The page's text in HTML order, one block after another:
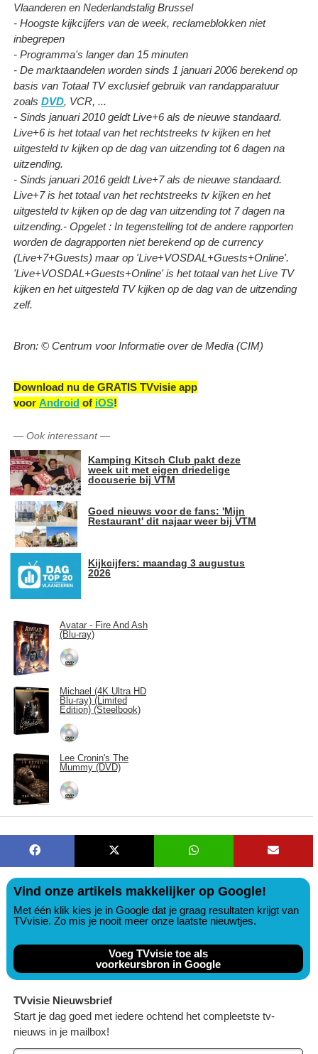
Vlaanderen en Nederlandstalig Brussel
- Hoogste kijkcijfers van de week, reclameblokken niet
inbegrepen
- Programma's langer dan 15 minuten
- De marktaandelen worden sinds 1 januari 2006 berekend op
basis van Totaal TV exclusief gebruik van randapparatuur
zoals DVD, VCR, ...
- Sinds januari 2010 geldt Live+6 als de nieuwe standaard.
Live+6 is het totaal van het rechtstreeks tv kijken en het
uitgesteld tv kijken op de dag van uitzending tot 6 dagen na
uitzending.
- Sinds januari 2016 geldt Live+7 als de nieuwe standaard.
Live+7 is het totaal van het rechtstreeks tv kijken en het
uitgesteld tv kijken op de dag van uitzending tot 7 dagen na
uitzending.- Opgelet : In tegenstelling tot de andere rapporten
worden de dagrapporten niet berekend op de currency
(Live+7+Guests) maar op 'Live+VOSDAL+Guests+Online'.
'Live+VOSDAL+Guests+Online' is het totaal van het Live TV
kijken en het uitgesteld TV kijken op de dag van de uitzending
zelf.
Bron: © Centrum voor Informatie over de Media (CIM)
Download nu de GRATIS TVvisie app
voor Android of iOS!
— Ook interessant—
Kamping Kitsch Club pakt deze
week uit met eigen driedelige
docuserie bij VTM
Goed nieuws voor de fans: 'Mijn
Restaurant' dit najaar weer bij VTM
Kijkcijfers: maandag 3 augustus
2026
Avatar - Fire And Ash
(Blu-ray)
Michael (4K Ultra HD
Blu-ray) (Limited
Edition) (Steelbook)
Lee Cronin's The
Mummy (DVD)
Vind onze artikels makkelijker op Google!
Met één klik kies je in Google dat je graag resultaten krijgt van
TVvisie. Zo mis je nooit meer onze laatste nieuwtjes.
Voeg TVvisie toe als
voorkeursbron in Google
TVvisie Nieuwsbrief
Start je dag goed met iedere ochtend het compleetste tv-
nieuws in je mailbox!